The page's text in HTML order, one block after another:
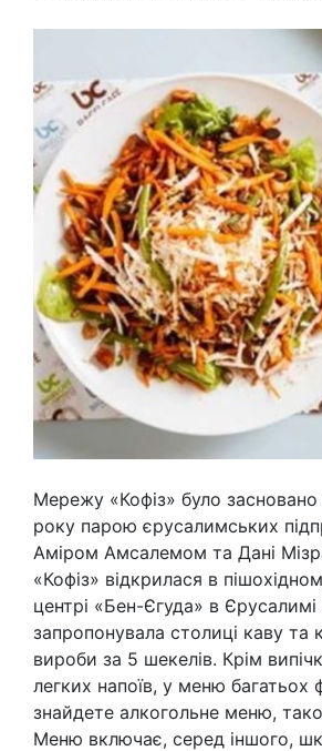
Мережу «Кофіз» було засновано
року парою єрусалимських
Аміром Амсалемом та Дані
«Кофіз» відкрилася в
центрі «Бен-Єгуда» в
запропонувала столиці каву та
вироби за 5 шекелів. Крім
легких напоїв, у меню багатьох
знайдете алкогольне меню,
Меню включає, серед іншого,